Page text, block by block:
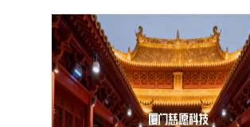
1000+家知名寺院、道观。为寺院量
院信息管理系统（包括：挂单管理、
印、法会管理、 财务管理等功能）、
福灯/光明灯、智能万佛墙、电子牌位
捐赠系统、电子蜡烛台/莲花灯、电子
箱、智能骨灰存放架等自主产品。为
供远程祭拜系统、智能骨灰存放架、
灰存放业务管理软件、智能祭祀厅等